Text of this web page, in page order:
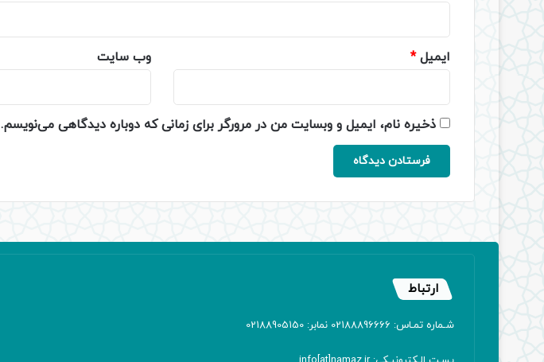
ایمیل* وب‌ سایت
ذخیره نام، ایمیل و وبسایت من در مرورگر برای زمانی که دوباره دیدگاهی می‌نویسم.
ارتباط
شـماره تمـاس: 02188896666 نمابر: 02188905150